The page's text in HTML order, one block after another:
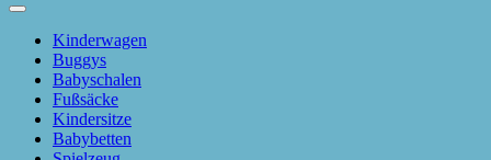
Kinderwagen
Buggys
Babyschalen
Fußsäcke
Kindersitze
Babybetten